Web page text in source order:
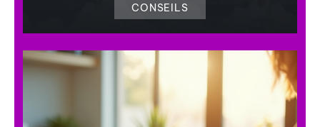
CONSEILS